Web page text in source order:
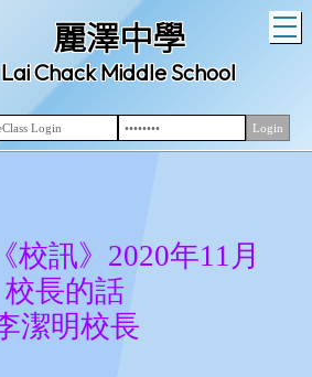
麗澤中學
Lai Chack Middle School